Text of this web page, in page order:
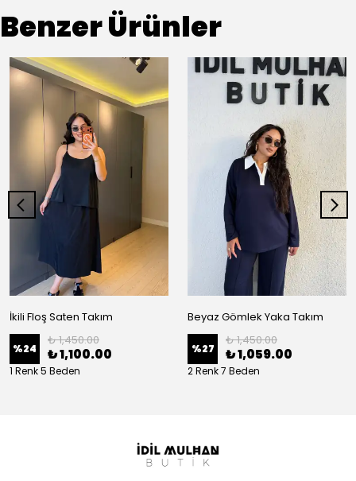
Benzer Ürünler
İkili Floş Saten Takım
%24
₺ 1,450.00
₺ 1,100.00
1 Renk 5 Beden
Beyaz Gömlek Yaka Takım
%27
₺ 1,450.00
₺ 1,059.00
2 Renk 7 Beden